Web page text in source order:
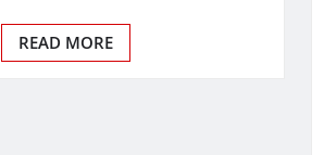
READ MORE